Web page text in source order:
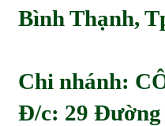
Bình Thạnh,
Chi nhánh:
Đ/c: 29 Đường